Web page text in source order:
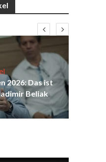
2026: Das ist
Beliak